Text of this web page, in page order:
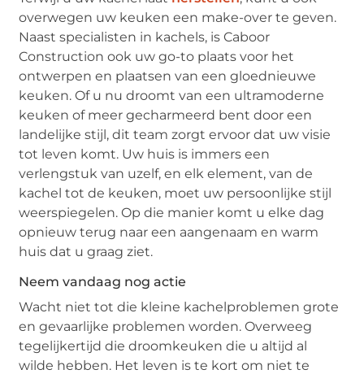
overwegen uw keuken een make-over te geven.
Naast specialisten in kachels, is Caboor
Construction ook uw go-to plaats voor het
ontwerpen en plaatsen van een gloednieuwe
keuken. Of u nu droomt van een ultramoderne
keuken of meer gecharmeerd bent door een
landelijke stijl, dit team zorgt ervoor dat uw visie
tot leven komt. Uw huis is immers een
verlengstuk van uzelf, en elk element, van de
kachel tot de keuken, moet uw persoonlijke stijl
weerspiegelen. Op die manier komt u elke dag
opnieuw terug naar een aangenaam en warm
huis dat u graag ziet.
Neem vandaag nog actie
Wacht niet tot die kleine kachelproblemen grote
en gevaarlijke problemen worden. Overweeg
tegelijkertijd die droomkeuken die u altijd al
wilde hebben. Het leven is te kort om niet te